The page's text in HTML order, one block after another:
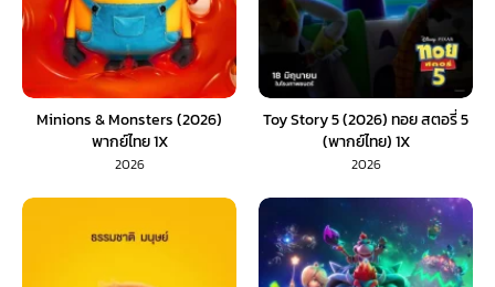
Minions & Monsters (2026)
พากย์ไทย 1X
2026
Toy Story 5 (2026) ทอย สตอรี่ 5
(พากย์ไทย) 1X
2026